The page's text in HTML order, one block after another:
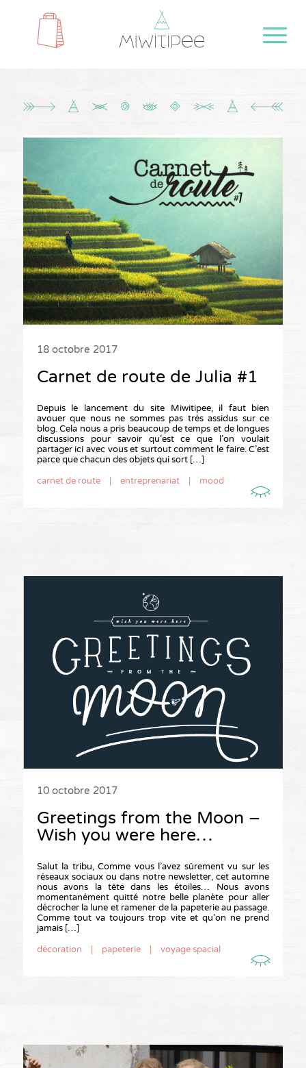
18 octobre 2017
Carnet de route de Julia #1
Depuis le lancement du site Miwitipee, il faut bien
avouer que nous ne sommes pas très assidus sur ce
blog. Cela nous a pris beaucoup de temps et de longues
discussions pour savoir qu’est ce que l’on voulait
partager ici avec vous et surtout comment le faire. C’est
parce que chacun des objets qui sort […]
carnet de route
entreprenariat mood
10 octobre 2017
Greetings from the Moon –
Wish you were here…
Salut la tribu, Comme vous l’avez sûrement vu sur les
réseaux sociaux ou dans notre newsletter, cet automne
nous avons la tête dans les étoiles… Nous avons
momentanément quitté notre belle planète pour aller
décrocher la lune et ramener de la papeterie au passage.
Comme tout va toujours trop vite et qu’on ne prend
jamais […]
décoration
papeterie voyage spacial